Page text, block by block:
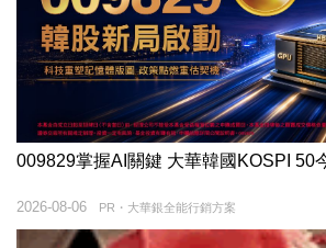
009829掌握AI關鍵 大華韓國KOSPI 50
PR・大華銀全能行銷方案
2026-08-06